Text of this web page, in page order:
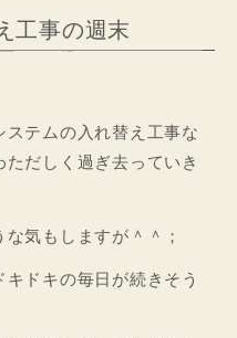
工事の週末
テムの入れ替え工事な
だしく過ぎ去っていき
気もしますが＾＾；
ドキの毎日が続きそう